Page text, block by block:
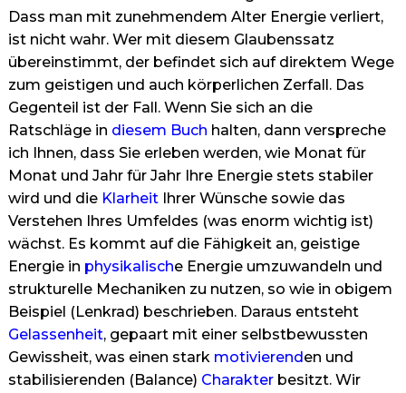
Dass man mit zunehmendem Alter Energie verliert,
ist nicht wahr. Wer mit diesem Glaubenssatz
übereinstimmt, der befindet sich auf direktem Wege
zum geistigen und auch körperlichen Zerfall. Das
Gegenteil ist der Fall. Wenn Sie sich an die
Ratschläge in diesem Buch halten, dann verspreche
ich Ihnen, dass Sie erleben werden, wie Monat für
Monat und Jahr für Jahr Ihre Energie stets stabiler
wird und die KlarheitIhrer Wünsche sowie das
Verstehen Ihres Umfeldes (was enorm wichtig ist)
wächst. Es kommt auf die Fähigkeit an, geistige
Energie in physikalische Energie umzuwandeln und
strukturelle Mechaniken zu nutzen, so wie in obigem
Beispiel (Lenkrad) beschrieben. Daraus entsteht
Gelassenheit, gepaart mit einer selbstbewussten
Gewissheit, was einen stark motivierend en und
stabilisierenden (Balance) Charakterbesitzt. Wir